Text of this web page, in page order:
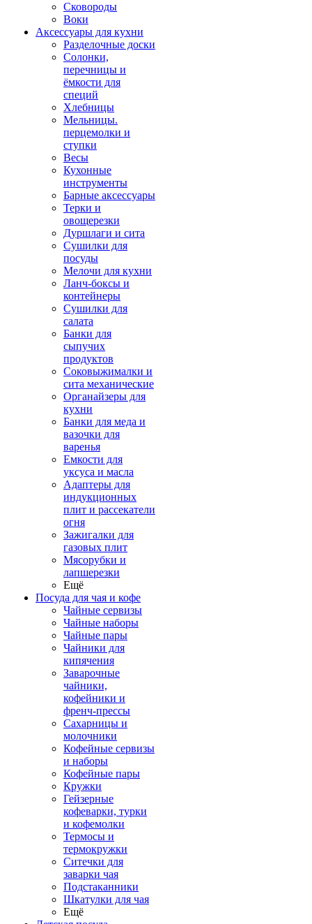
Сковороды
Воки
Аксессуары для кухни
Разделочные доски
Солонки,
перечницы и
ёмкости для
специй
Хлебницы
Мельницы.
перцемолки и
ступки
Весы
Кухонные
инструменты
Барные аксессуары
Терки и
овощерезки
Дуршлаги и сита
Сушилки для
посуды
Мелочи для кухни
Ланч-боксы и
контейнеры
Сушилки для
салата
Банки для
сыпучих
продуктов
Соковыжималки и
сита механические
Органайзеры для
кухни
Банки для меда и
вазочки для
варенья
Емкости для
уксуса и масла
Адаптеры для
индукционных
плит и рассекатели
огня
Зажигалки для
газовых плит
Мясорубки и
лапшерезки
Ещё
Посуда для чая и кофе
Чайные сервизы
Чайные наборы
Чайные пары
Чайники для
кипячения
Заварочные
чайники,
кофейники и
френч-прессы
Сахарницы и
молочники
Кофейные сервизы
и наборы
Кофейные пары
Кружки
Гейзерные
кофеварки, турки
и кофемолки
Термосы и
термокружки
Ситечки для
заварки чая
Подстаканники
Шкатулки для чая
Ещё